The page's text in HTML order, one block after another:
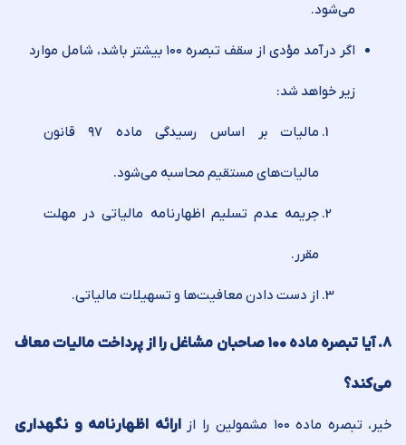
می‌شود.
اگر درآمد مؤدی از سقف تبصره ۱۰۰ بیشتر باشد، شامل موارد
زیر خواهد شد:
مالیات بر اساس رسیدگی ماده ۹۷ قانون
مالیات‌های مستقیم محاسبه می‌شود.
جریمه عدم تسلیم اظهارنامه مالیاتی در مهلت
مقرر.
از دست دادن معافیت‌ها و تسهیلات مالیاتی.
۸. آیا تبصره ماده ۱۰۰ صاحبان مشاغل را از پرداخت مالیات معاف
می‌کند؟
خیر، تبصره ماده ۱۰۰ مشمولین را از ارائه اظهارنامه و نگهداری